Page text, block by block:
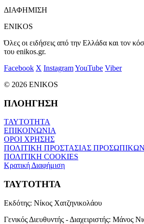
ΔΙΑΦΗΜΙΣΗ
ENIKOS
Όλες οι ειδήσεις από την Ελλάδα και τον
του enikos.gr.
Facebook X InstagramYouTube Viber
© 2026 ENIKOS
ΠΛΟΗΓΗΣΗ
ΤΑΥΤΟΤΗΤΑ
ΕΠΙΚΟΙΝΩΝΙΑ
ΟΡΟΙ ΧΡΗΣΗΣ
ΠΟΛΙΤΙΚΗ ΠΡΟΣΤΑΣΙΑΣ
ΠΟΛΙΤΙΚΗ COOKIES
Κρατική Διαφήμιση
ΤΑΥΤΟΤΗΤΑ
Εκδότης: Νίκος Χατζηνικολάου
Γενικός Διευθυντής - Διαχειριστής: Μάνος